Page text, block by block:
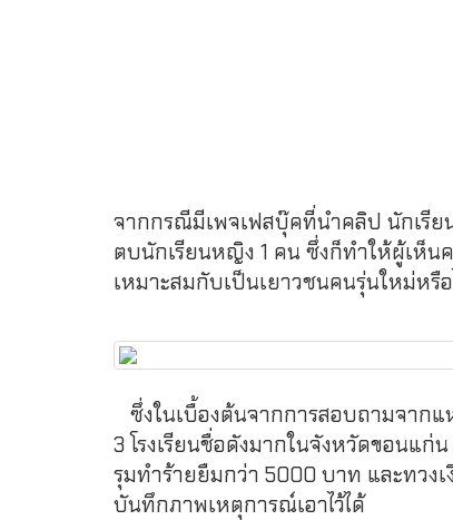
จากกรณีมีเพจเฟสบุ๊คที่นำคลิป นักเรีย
ตบนักเรียนหญิง 1 คน ซึ่งก็ทำให้ผู้เห็น
เหมาะสมกับเป็นเยาวชนคนรุ่นใหม่หรือ
ซึ่งในเบื้องต้นจากการสอบถามจาก
3 โรงเรียนชื่อดังมากในจังหวัดขอนแ
รุมทำร้ายยืมกว่า 5000 บาท และทวง
บันทึกภาพเหตุการณ์เอาไว้ได้